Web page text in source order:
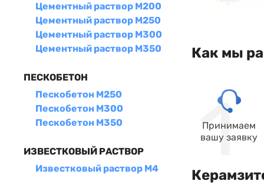
Цементный раствор М200
Цементный раствор М250
Цементный раствор М300
Цементный раствор М350
ПЕСКОБЕТОН
Пескобетон М250
Пескобетон М300
Пескобетон М350
ИЗВЕСТКОВЫЙ РАСТВОР
Известковый раствор М4
Как мы
Принимаем
вашу заявку